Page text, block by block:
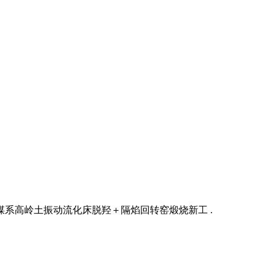
高岭土振动流化床脱羟＋隔焰回转窑煅烧新工 .